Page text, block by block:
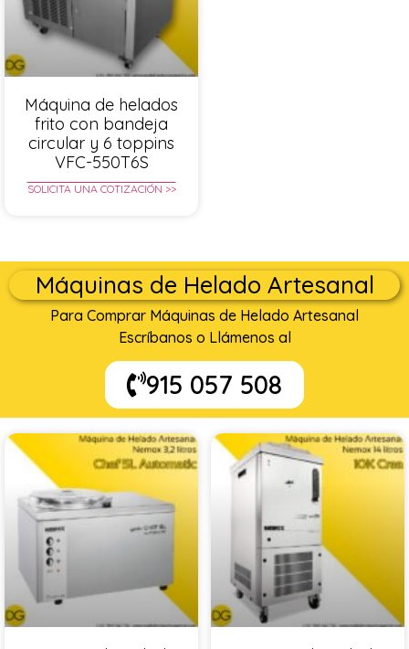
Máquina de helados
frito con bandeja
circular y 6 toppins
VFC-550T6S
SOLICITA UNA COTIZACIÓN >>
Máquinas de Helado Artesanal
Para Comprar Máquinas de Helado Artesanal
Escríbanos o Llámenos al
915 057 508